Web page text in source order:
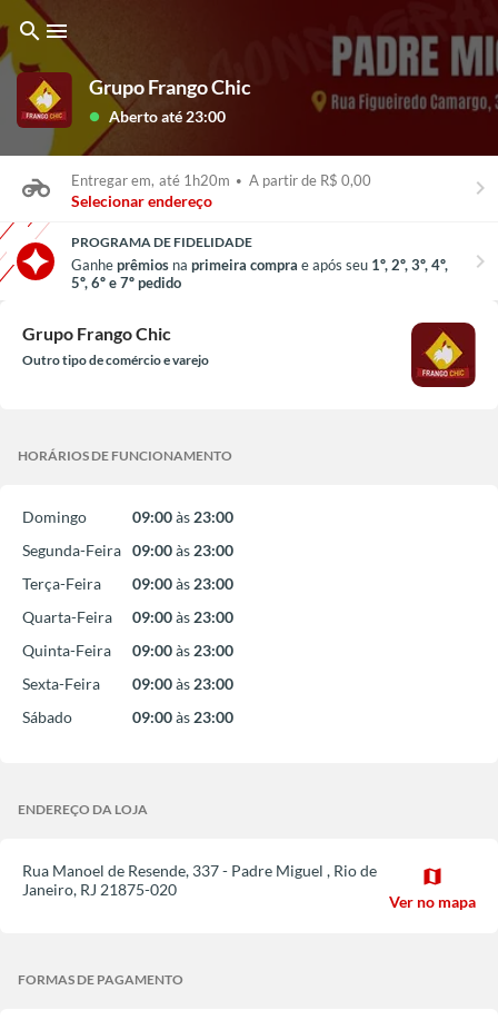
search menu
Grupo Frango Chic
lens Aberto até 23:00
Entregar em, até 1h20m • A partir de R$ 0,00
Selecionar endereço keyboard_arrow_right
PROGRAMA DE FIDELIDADE
Ganheprêmios na primeira compra e após seu 1º, 2º, 3º, 4º,
5º, 6º e 7º pedido
chevron_right
Grupo Frango Chic
Outro tipo de comércio e varejo
HORÁRIOS DE FUNCIONAMENTO
Domingo 09:00às 23:00
Segunda-Feira 09:00às 23:00
Terça-Feira
09:00às 23:00
Quarta-Feira
09:00às 23:00
Quinta-Feira
09:00às 23:00
Sexta-Feira
09:00às 23:00
Sábado
09:00às 23:00
ENDEREÇO DA LOJA
Rua Manoel de Resende, 337 - Padre Miguel , Rio de
Janeiro, RJ 21875-020
map
Ver no mapa
FORMAS DE PAGAMENTO